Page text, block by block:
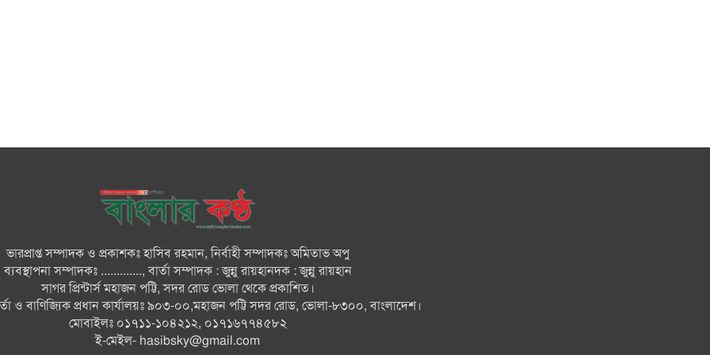
ভারপ্রাপ্ত সম্পাদক ও প্রকাশকঃ হাসিব রহমান, নির্বাহী সম্পাদকঃ অমিতাভ অপু
ব্যবস্থাপনা সম্পাদকঃ ............., বার্তা সম্পাদক : জুন্নু রায়হানদক : জুন্নু রায়হান
সাগর প্রিন্টার্স মহাজন পট্টি, সদর রোড ভোলা থেকে প্রকাশিত।
ও বাণিজ্যিক প্রধান কার্যালয়ঃ ৯০৩-০০,মহাজন পট্টি সদর রোড, ভোলা-৮৩০০, বাংলাদেশ।
মোবাইলঃ ০১৭১১-১০৪২১২, ০১৭১৬৭৭৪৫৮২
ই-মেইল- hasibsky@gmail.com